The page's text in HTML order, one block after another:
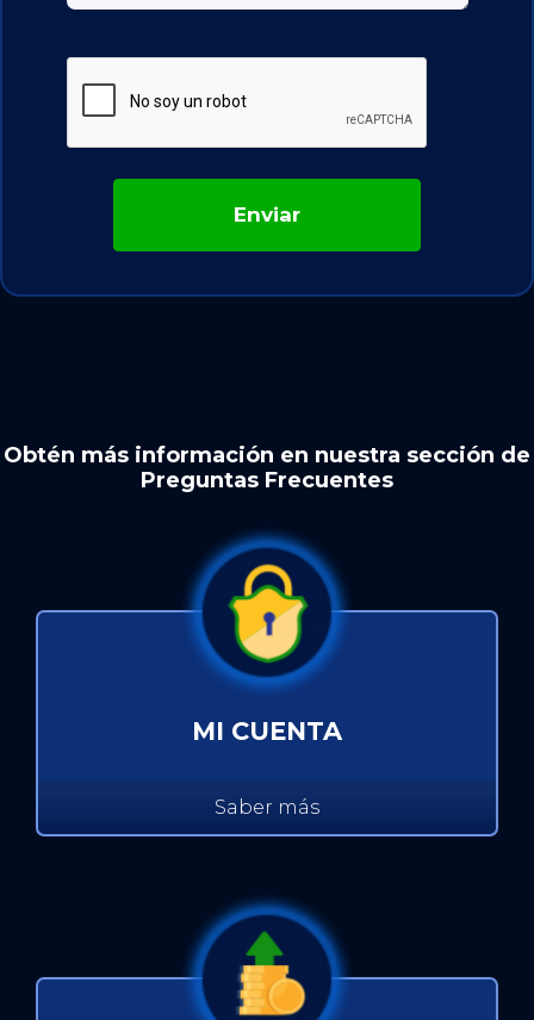
Obtén más información en nuestra sección de
Preguntas Frecuentes
MI CUENTA
Saber más